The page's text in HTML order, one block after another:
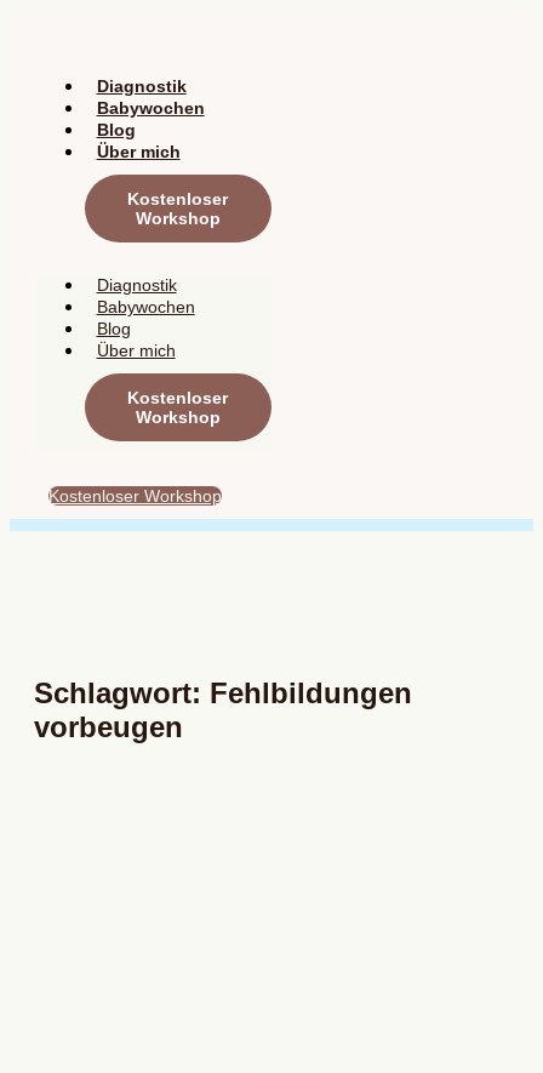
Diagnostik
Babywochen
Blog
Über mich
Kostenloser
Workshop
Diagnostik
Babywochen
Blog
Über mich
Kostenloser
Workshop
Kostenloser Workshop
Schlagwort: Fehlbildungen
vorbeugen